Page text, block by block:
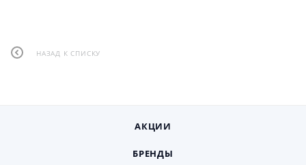
НАЗАД К СПИСКУ
АКЦИИ
БРЕНДЫ